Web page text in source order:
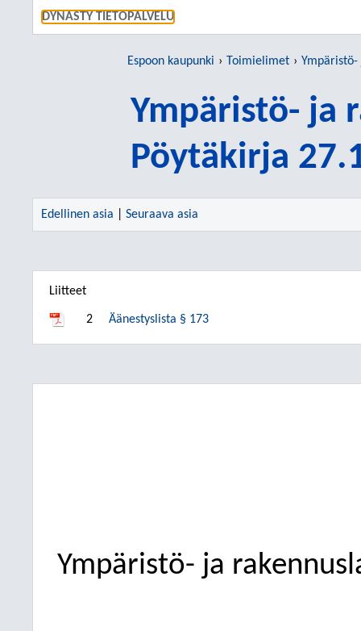
DYNASTY TIETOPALVELU
Espoon kaupunki Toimielimet
Ympäristö- ja
Pöytäkirja
Edellinen asia Seuraava asia
Liitteet
2 Äänestyslista § 173
Ympäristö- ja